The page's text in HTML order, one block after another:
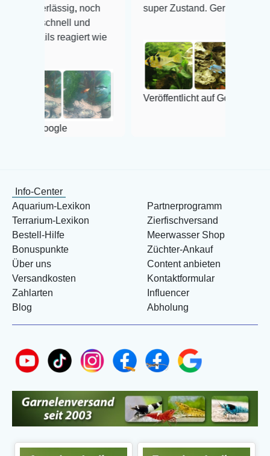
noch
reagiert wie
super Zustand. Gerne wieder 😃
Veröffentlicht auf Google
Info-Center
Aquarium-Lexikon
Terrarium-Lexikon
Bestell-Hilfe
Bonuspunkte
Über uns
Versandkosten
Zahlarten
Blog
Partnerprogramm
Zierfischversand
Meerwasser Shop
Züchter-Ankauf
Content anbieten
Kontaktformular
Influencer
Abholung